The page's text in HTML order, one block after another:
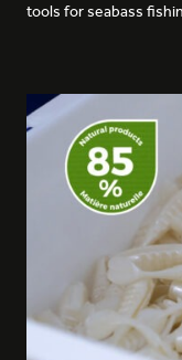
tools for seabass